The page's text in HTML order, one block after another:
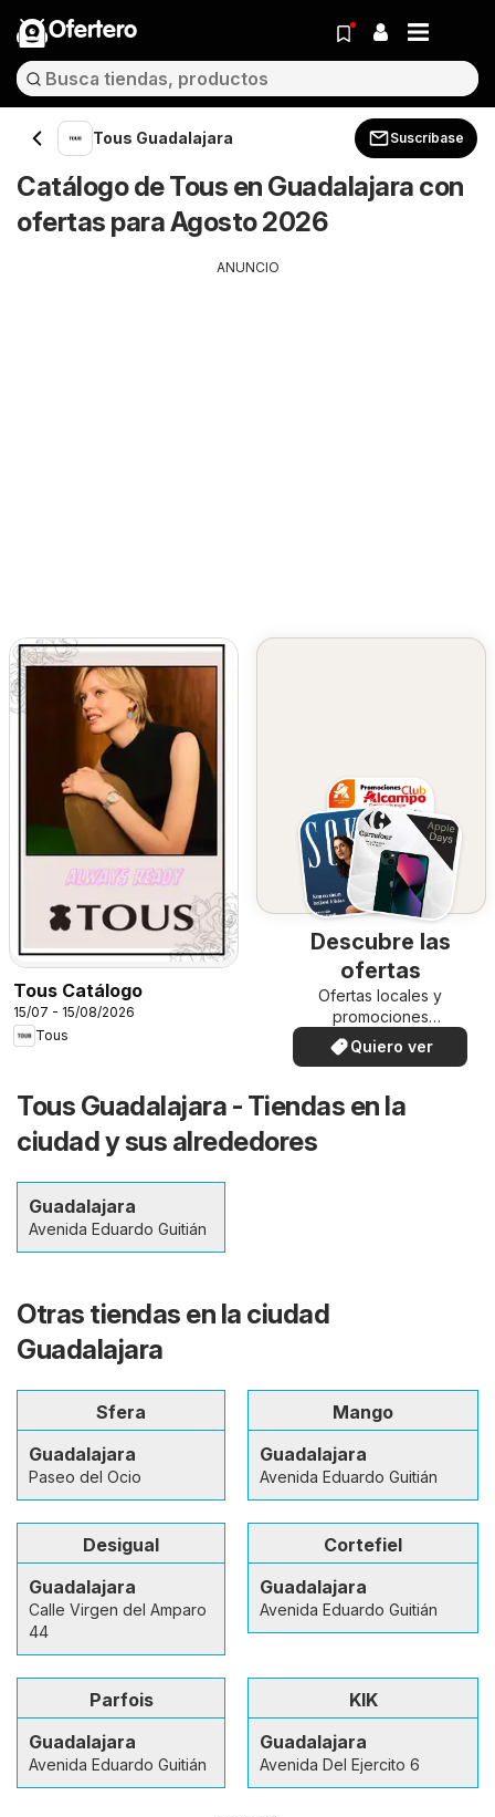
Ofertero
Tous Guadalajara Suscríbase
Catálogo de Tous en Guadalajara con
ofertas para Agosto 2026
ANUNCIO
Tous Catálogo
15/07 - 15/08/2026
Tous
Descubre las
ofertas
Ofertas locales y
promociones
especiales.
Quiero ver
Tous Guadalajara - Tiendas en la
ciudad y sus alrededores
Guadalajara
Avenida Eduardo Guitián
Otras tiendas en la ciudad
Guadalajara
Sfera
Guadalajara
Paseo del Ocio
Mango
Guadalajara
Avenida Eduardo Guitián
Desigual
Guadalajara
Calle Virgen del Amparo
44
Cortefiel
Guadalajara
Avenida Eduardo Guitián
Parfois
Guadalajara
Avenida Eduardo Guitián
KIK
Guadalajara
Avenida Del Ejercito 6